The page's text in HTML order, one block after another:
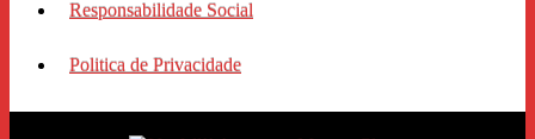
Responsabilidade Social
Politica de Privacidade